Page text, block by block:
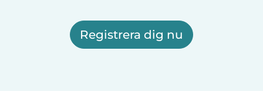
Registrera dig nu